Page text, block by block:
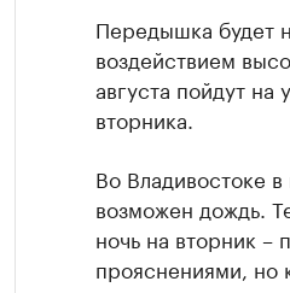
Передышка будет
воздействием
августа пойдут
вторника.
Во Владивостоке
возможен дождь.
ночь на вторник
прояснениями, но